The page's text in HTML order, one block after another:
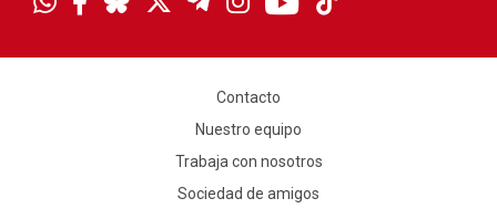
Contacto
Nuestro equipo
Trabaja con nosotros
Sociedad de amigos